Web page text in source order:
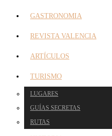
GASTRONOMIA
REVISTA VALENCIA
ARTÍCULOS
TURISMO
LUGARES
GUÍAS SECRETAS
RUTAS